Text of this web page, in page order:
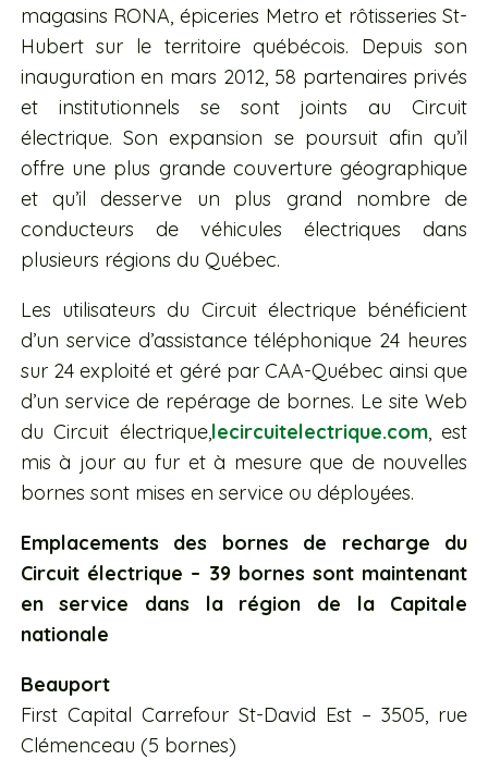
magasins RONA, épiceries Metro et rôtisseries St-
Hubert sur le territoire québécois. Depuis son
inauguration en mars 2012, 58 partenaires privés
et institutionnels se sont joints au Circuit
électrique. Son expansion se poursuit afin qu’il
offre une plus grande couverture géographique
et qu’il desserve un plus grand nombre de
conducteurs de véhicules électriques dans
plusieurs régions du Québec.
Les utilisateurs du Circuit électrique bénéficient
d’un service d’assistance téléphonique 24 heures
sur 24 exploité et géré par CAA-Québec ainsi que
d’un service de repérage de bornes. Le site Web
du Circuit électrique,lecircuitelectrique.com, est
mis à jour au fur et à mesure que de nouvelles
bornes sont mises en service ou déployées.
Emplacements des bornes de recharge du
Circuit électrique – 39 bornes sont maintenant
en service dans la région de la Capitale
nationale
Beauport
First Capital Carrefour St-David Est – 3505, rue
Clémenceau (5 bornes)